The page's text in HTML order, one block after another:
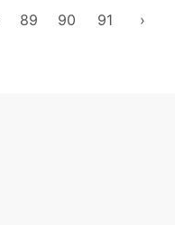
89 90 91 ›